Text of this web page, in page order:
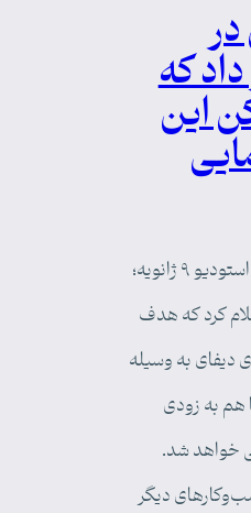
داد که
این
محمد قاسمی، مدیرعامل مزدکس در استودیو ۹ ژانویه؛
کرد که هدف
دیفای به وسیله
هم به زودی
خواهد شد.
دیگر